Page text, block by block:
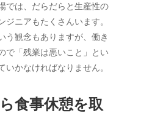
では、だらだらと生産性の
ニアもたくさんいます。
う観念もありますが、働き
で「残業は悪いこと」とい
いかなければなりません。
食事休憩を取